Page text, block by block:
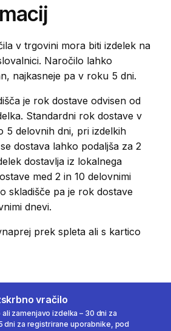
v trgovini mora biti izdelek na
Naročilo lahko
najkasneje pa v roku 5 dni.
je rok dostave odvisen od
Standardni rok dostave v
5 delovnih dni, pri izdelkih
dostava lahko podaljša za 2
dostavlja iz lokalnega
med 2 in 10 delovnimi
skladišče pa je rok dostave
dnevi.
prek spleta ali s kartico
vračilo
zamenjavo izdelka – 30 dni za
dni za registrirane uporabnike, pod